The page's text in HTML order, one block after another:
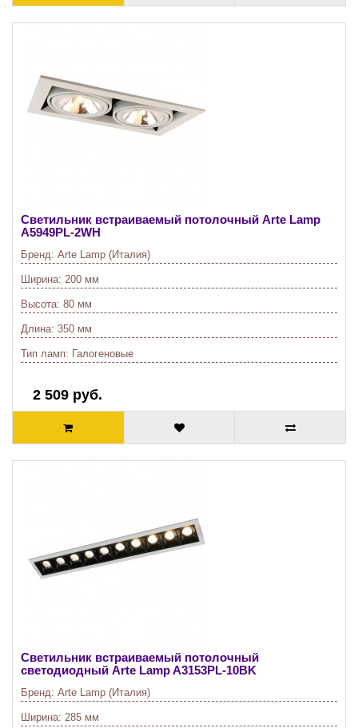
Светильник встраиваемый потолочный Arte Lamp
A5949PL-2WH
Бренд: Arte Lamp (Италия)
Ширина: 200 мм
Высота: 80 мм
Длина: 350 мм
Тип ламп: Галогеновые
2 509 руб.
Светильник встраиваемый потолочный
светодиодный Arte Lamp A3153PL-10BK
Бренд: Arte Lamp (Италия)
Ширина: 285 мм